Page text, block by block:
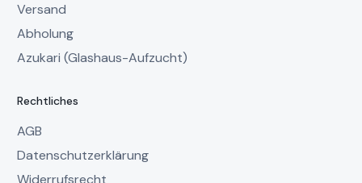
Versand
Abholung
Azukari (Glashaus-Aufzucht)
Rechtliches
AGB
Datenschutzerklärung